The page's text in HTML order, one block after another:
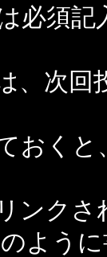
必須
、次
おく
ンクさ
よう